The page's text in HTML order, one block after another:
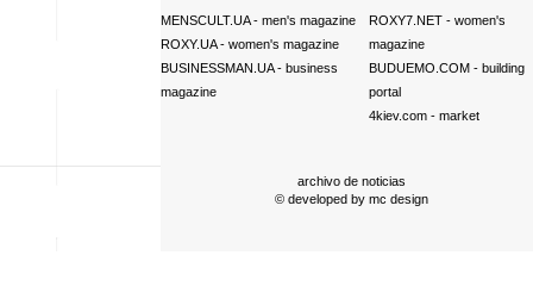
MENSCULT.UA- men's magazine
ROXY.UA- women's magazine
BUSINESSMAN.UA- business
magazine
ROXY7.NET- women's
magazine
BUDUEMO.COM- building
portal
4kiev.com- market
archivo de noticias
© developed by mc design